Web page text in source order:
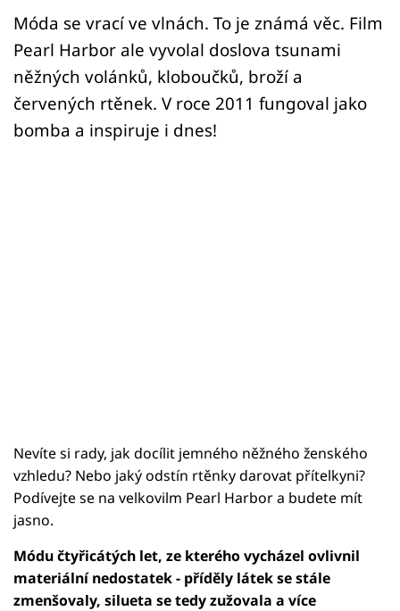
Přihlášení
Sledujte nás
Móda se vrací ve vlnách. To je známá věc. Film
Pearl Harbor ale vyvolal doslova tsunami
něžných volánků, kloboučků, broží a
červených rtěnek. V roce 2011 fungoval jako
bomba a inspiruje i dnes!
Nevíte si rady, jak docílit jemného něžného ženského
vzhledu? Nebo jaký odstín rtěnky darovat přítelkyni?
Podívejte se na velkovilm Pearl Harbor a budete mít
jasno.
Módu čtyřicátých let, ze kterého vycházel ovlivnil
materiální nedostatek - příděly látek se stále
zmenšovaly, silueta se tedy zužovala a více